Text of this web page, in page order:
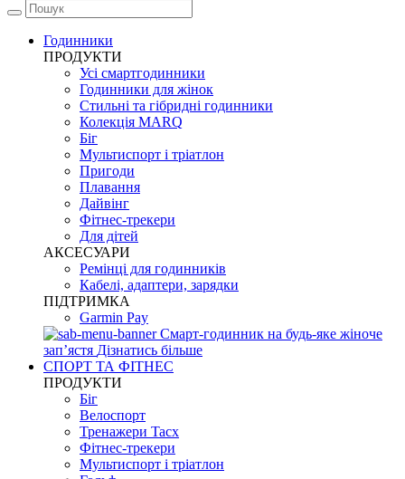
Годинники
ПРОДУКТИ
Усі смартгодинники
Годинники для жінок
Стильні та гібридні годинники
Колекція MARQ
Біг
Мультиспорт і тріатлон
Пригоди
Плавання
Дайвінг
Фітнес-трекери
Для дітей
АКСЕСУАРИ
Ремінці для годинників
Кабелі, адаптери, зарядки
ПІДТРИМКА
Garmin Pay
Смарт-годинник на будь-яке жіноче
запʼястя Дізнатись більше
СПОРТ ТА ФІТНЕС
ПРОДУКТИ
Біг
Велоспорт
Тренажери Tacx
Фітнес-трекери
Мультиспорт і тріатлон